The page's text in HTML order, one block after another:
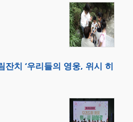
치 ‘우리들의 영웅, 위시 히